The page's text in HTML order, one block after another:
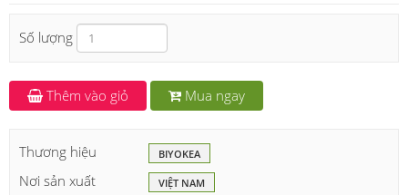
Số lượng
Thêm vào giỏ Mua ngay
Thương hiệu BIYOKEA
Nơi sản xuất VIỆT NAM